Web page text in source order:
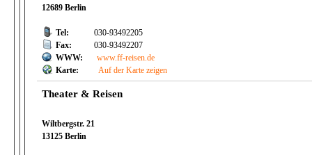
12689 Berlin
Tel:
030-93492205
Fax:
030-93492207
WWW:
www.ff-reisen.de
Karte:
Auf der Karte zeigen
Theater & Reisen
Wiltbergstr. 21
13125 Berlin